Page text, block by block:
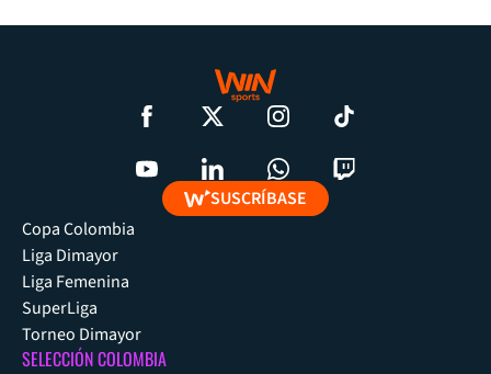
SUSCRÍBASE
Copa Colombia
Liga Dimayor
Liga Femenina
SuperLiga
Torneo Dimayor
SELECCIÓN COLOMBIA